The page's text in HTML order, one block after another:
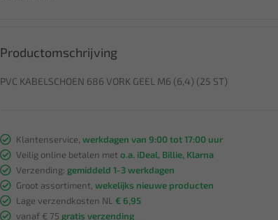
Productomschrijving
PVC KABELSCHOEN 686 VORK GEEL M6 (6,4) (25 ST)
Klantenservice, werkdagen van 9:00 tot 17:00 uur
Veilig online betalen met o.a. iDeal, Billie, Klarna
Verzending: gemiddeld 1-3 werkdagen
Groot assortiment, wekelijks nieuwe producten
Lage verzendkosten NL € 6,95
vanaf € 75 gratis verzending